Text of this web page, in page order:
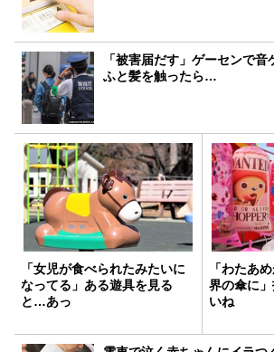
「被害届だす」ゲーセンで音
ふと髪を触ったら…
「女児が食べられたみたいに
なってる」ある遊具を見る
と…あっ
「わたあ
界の傘に
いね